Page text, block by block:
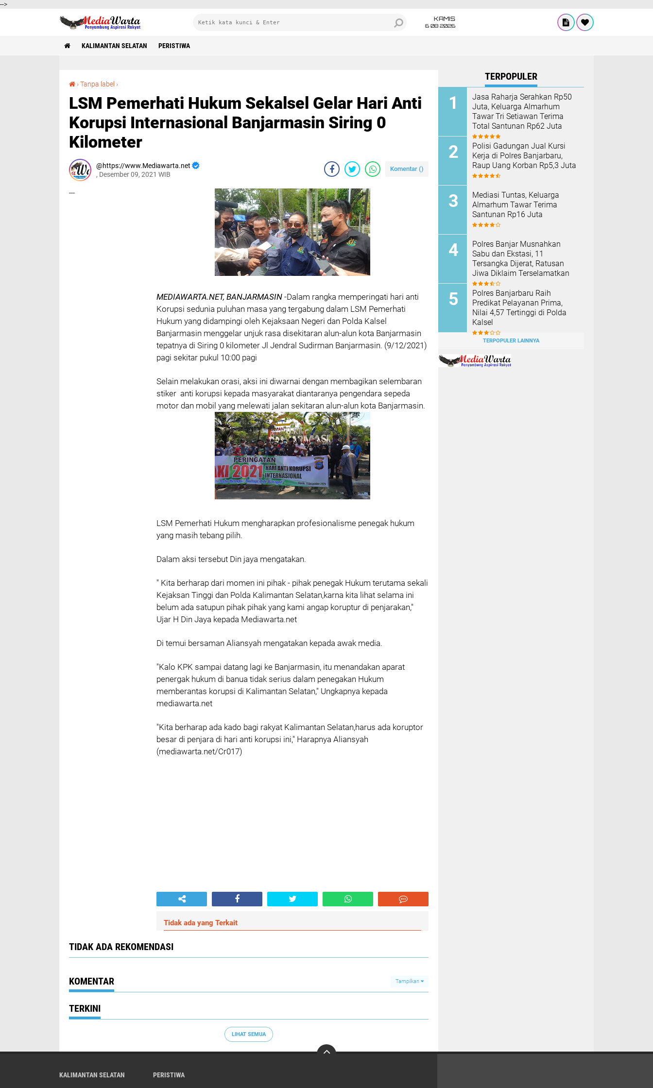
-->
KAMIS
6 08 2026
KALIMANTAN SELATAN PERISTIWA
›Tanpa label ›
LSM Pemerhati Hukum Sekalsel Gelar Hari Anti
Korupsi Internasional Banjarmasin Siring 0
Kilometer
https://www.Mediawarta.net
, Desember 09, 2021 WIB
Komentar ()
---
MEDIAWARTA.NET, BANJARMASIN -Dalam rangka memperingati hari anti
Korupsi sedunia puluhan masa yang tergabung dalam LSM Pemerhati
Hukum yang didampingi oleh Kejaksaan Negeri dan Polda Kalsel
Banjarmasin menggelar unjuk rasa disekitaran alun-alun kota Banjarmasin
tepatnya di Siring 0 kilometer Jl Jendral Sudirman Banjarmasin. (9/12/2021)
pagi sekitar pukul 10:00 pagi
Selain melakukan orasi, aksi ini diwarnai dengan membagikan selembaran
stiker anti korupsi kepada masyarakat diantaranya pengendara sepeda
motor dan mobil yang melewati jalan sekitaran alun-alun kota Banjarmasin.
LSM Pemerhati Hukum mengharapkan profesionalisme penegak hukum
yang masih tebang pilih.
Dalam aksi tersebut Din jaya mengatakan.
" Kita berharap dari momen ini pihak - pihak penegak Hukum terutama sekali
Kejaksan Tinggi dan Polda Kalimantan Selatan,karna kita lihat selama ini
belum ada satupun pihak pihak yang kami angap koruptur di penjarakan,"
Ujar H Din Jaya kepada Mediawarta.net
Di temui bersaman Aliansyah mengatakan kepada awak media.
"Kalo KPK sampai datang lagi ke Banjarmasin, itu menandakan aparat
penergak hukum di banua tidak serius dalam penegakan Hukum
memberantas korupsi di Kalimantan Selatan," Ungkapnya kepada
mediawarta.net
"Kita berharap ada kado bagi rakyat Kalimantan Selatan,harus ada koruptor
besar di penjara di hari anti korupsi ini," Harapnya Aliansyah
(mediawarta.net/Cr017)
Tidak ada yang Terkait
TIDAK ADA REKOMENDASI
KOMENTAR Tampilkan
TERKINI
LIHAT SEMUA
TERPOPULER
Jasa Raharja Serahkan Rp50
Juta, Keluarga Almarhum
Tawar Tri Setiawan Terima
Total Santunan Rp62 Juta
Polisi Gadungan Jual Kursi
Kerja di Polres Banjarbaru,
Raup Uang Korban Rp5,3 Juta
Mediasi Tuntas, Keluarga
Almarhum Tawar Terima
Santunan Rp16 Juta
Polres Banjar Musnahkan
Sabu dan Ekstasi, 11
Tersangka Dijerat, Ratusan
Jiwa Diklaim Terselamatkan
Polres Banjarbaru Raih
Predikat Pelayanan Prima,
Nilai 4,57 Tertinggi di Polda
Kalsel
TERPOPULER LAINNYA
KALIMANTAN SELATAN PERISTIWA